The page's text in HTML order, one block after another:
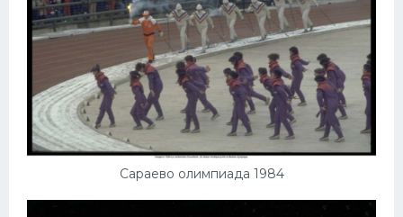
Сараево олимпиада 1984